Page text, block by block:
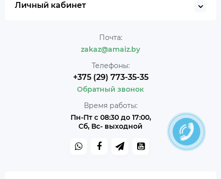
Личный кабинет
Почта:
zakaz@amaiz.by
Телефоны:
+375 (29) 773-35-35
Обратный звонок
Время работы:
Пн-Пт с 08:30 до 17:00,
Сб, Вс- выходной